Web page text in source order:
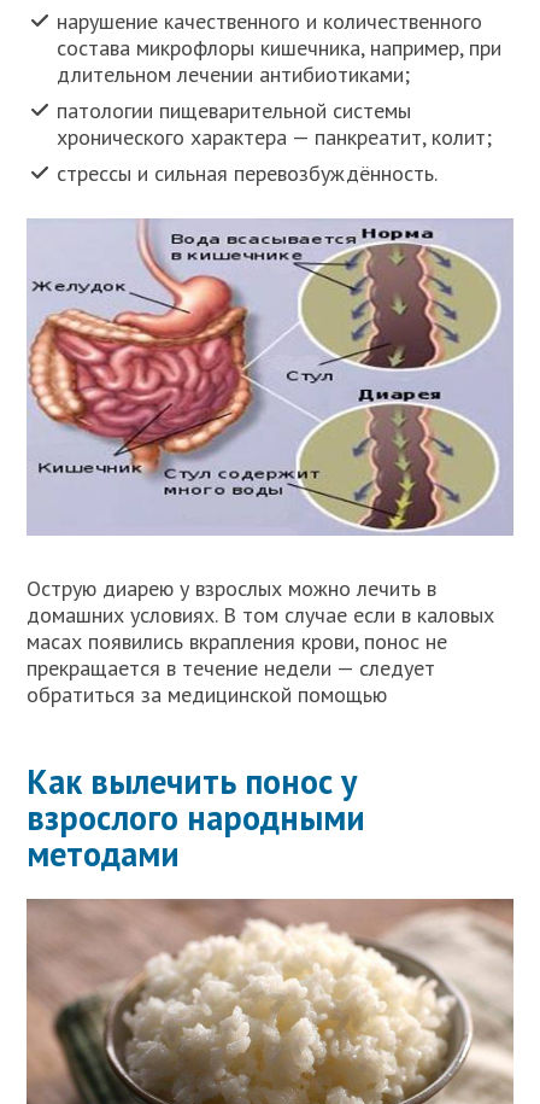
нарушение качественного и количественного
состава микрофлоры кишечника, например, при
длительном лечении антибиотиками;
патологии пищеварительной системы
хронического характера — панкреатит, колит;
стрессы и сильная перевозбуждённость.
Острую диарею у взрослых можно лечить в
домашних условиях. В том случае если в каловых
масах появились вкрапления крови, понос не
прекращается в течение недели — следует
обратиться за медицинской помощью
Как вылечить понос у
взрослого народными
методами